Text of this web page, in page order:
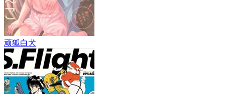
顽狐白犬